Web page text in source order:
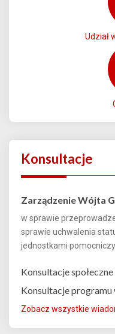
Udział
Konsultacje
Zarządzenie Wójta
w sprawie
sprawie uchwalenia
jednostkami
Konsultacje
Konsultacje programu
Zobacz wszystkie